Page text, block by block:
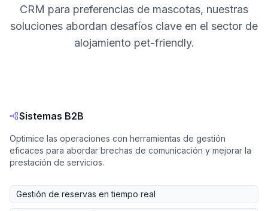
CRM para preferencias de mascotas, nuestras
soluciones abordan desafíos clave en el sector de
alojamiento pet-friendly.
Sistemas B2B
Optimice las operaciones con herramientas de gestión
eficaces para abordar brechas de comunicación y mejorar la
prestación de servicios.
Gestión de reservas en tiempo real